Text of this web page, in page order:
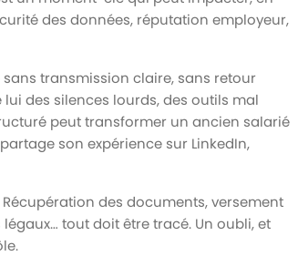
des données, réputation employeur,
transmission claire, sans retour
des silences lourds, des outils mal
peut transformer un ancien salarié
son expérience sur LinkedIn,
Récupération des documents, versement
tout doit être tracé. Un oubli, et